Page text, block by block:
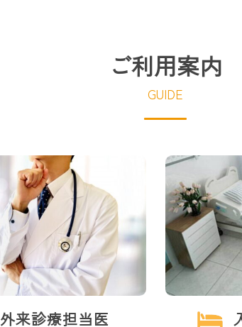
ご利用案内
GUIDE
外来診療担当医